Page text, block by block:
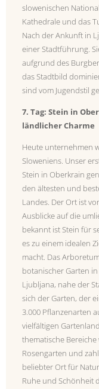
slowenischen
Kathedrale und das
Nach der Ankunft in
einer Stadtführung.
aufgrund des
das Stadtbild
sind vom Jugendstil
7. Tag: Stein in
ländlicher Charme
Heute unternehmen
Sloweniens. Unser
Stein in Oberkrain
den ältesten und
Landes. Der Ort ist
Ausblicke auf die
bekannt ist Stein für
es zu einem idealen
macht. Das
botanischer Garten
Ljubljana, nahe der
sich der Garten, der
3.000 Pflanzenarten
vielfältigen
thematische
Rosengarten und
beliebter Ort für
Ruhe und Schönheit